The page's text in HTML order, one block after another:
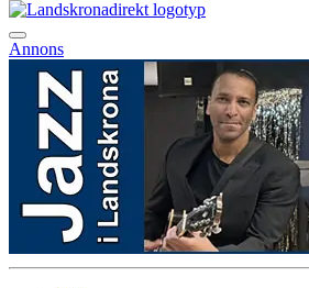
Annons